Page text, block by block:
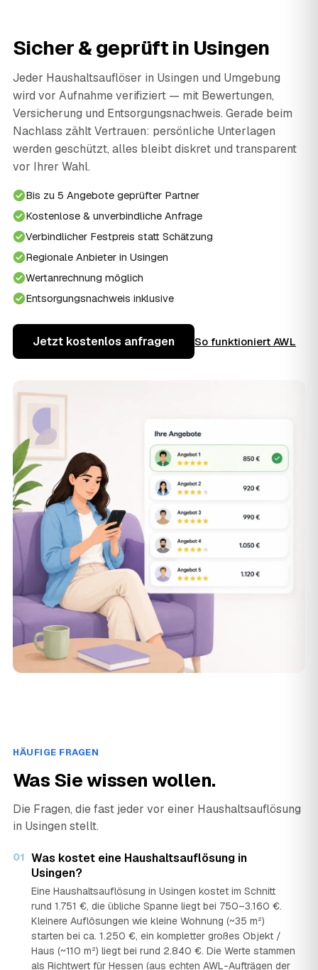
Sicher & geprüft in Usingen
Jeder Haushaltsauflöser in Usingen und Umgebung
wird vor Aufnahme verifiziert — mit Bewertungen,
Versicherung und Entsorgungsnachweis. Gerade beim
Nachlass zählt Vertrauen: persönliche Unterlagen
werden geschützt, alles bleibt diskret und transparent
vor Ihrer Wahl.
Bis zu 5 Angebote geprüfter Partner
Kostenlose & unverbindliche Anfrage
Verbindlicher Festpreis statt Schätzung
Regionale Anbieter in Usingen
Wertanrechnung möglich
Entsorgungsnachweis inklusive
Jetzt kostenlos anfragen So funktioniert AWL
HÄUFIGE FRAGEN
Was Sie wissen wollen.
Die Fragen, die fast jeder vor einer Haushaltsauflösung
in Usingen stellt.
01 Was kostet eine Haushaltsauflösung in
Usingen?
Eine Haushaltsauflösung in Usingen kostet im Schnitt
rund 1.751 €, die übliche Spanne liegt bei 750–3.160 €.
Kleinere Auflösungen wie kleine Wohnung (~35 m²)
starten bei ca. 1.250 €, ein kompletter großes Objekt /
Haus (~110 m²) liegt bei rund 2.840 €. Die Werte stammen
als Richtwert für Hessen (aus echten AWL-Aufträgen der